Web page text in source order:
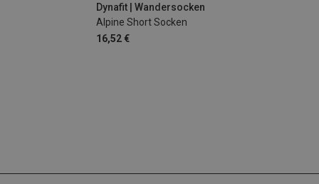
Dynafit | Wandersocken
Alpine Short Socken
16,52 €